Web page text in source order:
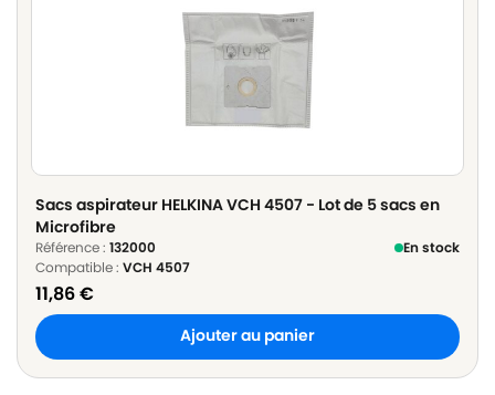
Sacs aspirateur HELKINA VCH 4507 - Lot de 5 sacs en
Microfibre
Référence : 132000
En stock
Compatible : VCH 4507
11,86€
Ajouter au panier